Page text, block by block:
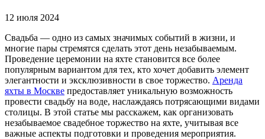
12 июля 2024
Свадьба — одно из самых значимых событий в жизни, и
многие пары стремятся сделать этот день незабываемым.
Проведение церемонии на яхте становится все более
популярным вариантом для тех, кто хочет добавить элемент
элегантности и эксклюзивности в свое торжество. Аренда
яхты в Москве предоставляет уникальную возможность
провести свадьбу на воде, наслаждаясь потрясающими видами
столицы. В этой статье мы расскажем, как организовать
незабываемое свадебное торжество на яхте, учитывая все
важные аспекты подготовки и проведения мероприятия.